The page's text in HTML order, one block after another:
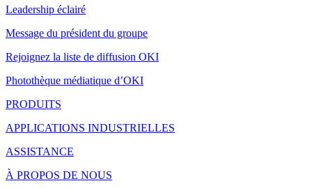
Leadership éclairé
Message du président du groupe
Rejoignez la liste de diffusion OKI
Photothèque médiatique d’OKI
PRODUITS
APPLICATIONS INDUSTRIELLES
ASSISTANCE
À PROPOS DE NOUS